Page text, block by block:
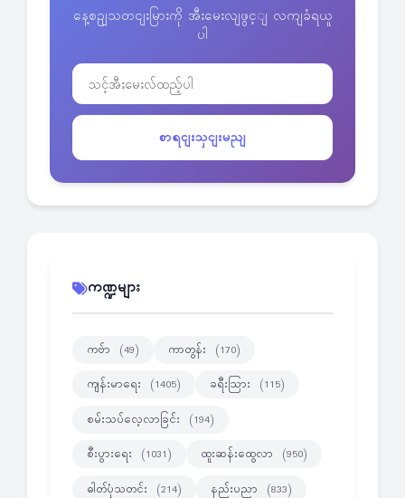
နေ့စဥျသတငျးမြားကို အီးမေးလျဖွင့ျ လကျခံရယူ
ပါ
စာရငျးသှငျးမညျ
ကဏ္ဍများ
ကဗ်ာ (49) ကာတွန်း (170)
ကျန်းမာရေး (1405) ခရီးသြား (115)
စမ်းသပ်လေ့လာခြင်း (194)
စီးပွားရေး (1031) ထူးဆန်းထွေလာ (950)
ဓါတ်ပုံသတင်း (214) နည်းပညာ (833)